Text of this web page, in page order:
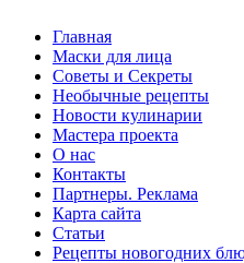
Главная
Маски для лица
Советы и Секреты
Необычные рецепты
Новости кулинарии
Мастера проекта
О нас
Контакты
Партнеры. Реклама
Карта сайта
Статьи
Рецепты новогодних